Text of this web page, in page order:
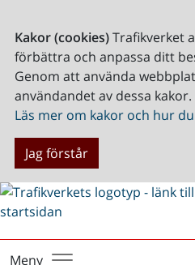
Kakor (cookies)Trafikverket
förbättra och anpassa ditt
Genom att använda
användandet av dessa kakor.
Läs mer om kakor och hur
Jag förstår
Meny